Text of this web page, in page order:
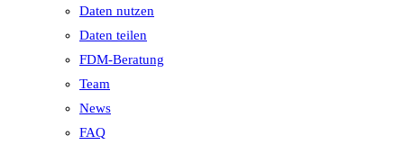
Daten nutzen
Daten teilen
FDM-Beratung
Team
News
FAQ